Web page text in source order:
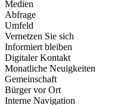
Medien
Abfrage
Umfeld
Vernetzen Sie sich
Informiert bleiben
Digitaler Kontakt
Monatliche Neuigkeiten
Gemeinschaft
Bürger vor Ort
Interne Navigation